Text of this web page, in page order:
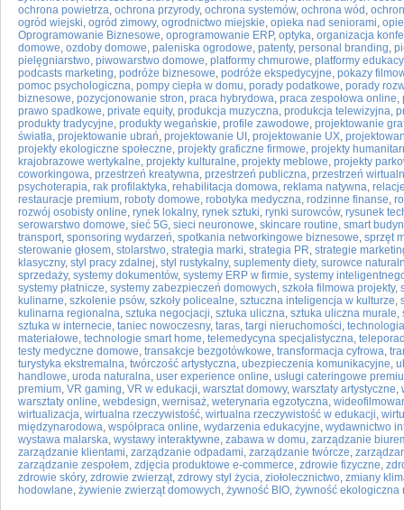
ochrona powietrza, ochrona przyrody, ochrona systemów, ochrona wód ,
ogród wiejski, ogród zimowy, ogrodnictwo miejskie, opieka nad seniorami,
Oprogramowanie Biznesowe, oprogramowanie ERP, optyka, organizacja
domowe, ozdoby domowe, paleniska ogrodowe, patenty, personal branding,
pielęgniarstwo, piwowarstwo domowe, platformy chmurowe, platformy
podcasts marketing, podróże biznesowe, podróże ekspedycyjne, pokazy
pomoc psychologiczna, pompy ciepła w domu, porady podatkowe, porady
biznesowe, pozycjonowanie stron, praca hybrydowa, praca zespołowa online,
prawo spadkowe, private equity, produkcja muzyczna, produkcja telewizyjna,
produkty tradycyjne, produkty wegańskie, profile zawodowe, projektowanie
światła, projektowanie ubrań, projektowanie UI , projektowanie UX,
projekty ekologiczne społeczne, projekty graficzne firmowe, projekty
krajobrazowe wertykalne, projekty kulturalne, projekty meblowe, projekty
coworkingowa, przestrzeń kreatywna, przestrzeń publiczna, przestrzeń
psychoterapia, rak profilaktyka, rehabilitacja domowa, reklama natywna,
restauracje premium, roboty domowe, robotyka medyczna, rodzinne finanse,
rozwój osobisty online, rynek lokalny, rynek sztuki, rynki surowców, rysunek
serowarstwo domowe, sieć 5G, sieci neuronowe, skincare routine, smart
transport, sponsoring wydarzeń, spotkania networkingowe biznesowe, sprzęt
sterowanie głosem, stolarstwo, strategia marki, strategia PR, strategie
klasyczny, styl pracy zdalnej, styl rustykalny, suplementy diety, surowce
sprzedaży, systemy dokumentów, systemy ERP w firmie, systemy
systemy płatnicze, systemy zabezpieczeń domowych, szkoła filmowa projekty,
kulinarne, szkolenie psów, szkoły policealne, sztuczna inteligencja w kulturze,
kulinarna regionalna, sztuka negocjacji, sztuka uliczna, sztuka uliczna murale,
sztuka w internecie, taniec nowoczesny, taras, targi nieruchomości,
materiałowe, technologie smart home, telemedycyna specjalistyczna,
testy medyczne domowe, transakcje bezgotówkowe, transformacja cyfrowa,
turystyka ekstremalna, twórczość artystyczna, ubezpieczenia komunikacyjne,
handlowe, uroda naturalna, user experience online, usługi cateringowe
premium, VR gaming, VR w edukacji, warsztat domowy, warsztaty artystyczne,
warsztaty online, webdesign, wernisaż, weterynaria egzotyczna,
wirtualizacja, wirtualna rzeczywistość, wirtualna rzeczywistość w edukacji,
międzynarodowa, współpraca online, wydarzenia edukacyjne, wydawnictwo
wystawa malarska, wystawy interaktywne, zabawa w domu, zarządzanie
zarządzanie klientami, zarządzanie odpadami, zarządzanie twórcze,
zarządzanie zespołem, zdjęcia produktowe e-commerce, zdrowie fizyczne,
zdrowie skóry, zdrowie zwierząt, zdrowy styl życia, ziołolecznictwo, zmiany
hodowlane, żywienie zwierząt domowych, żywność BIO, żywność ekologiczna